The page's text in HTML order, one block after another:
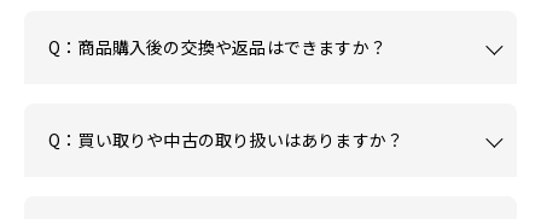
Q：商品購入後の交換や返品はできますか？
Q：買い取りや中古の取り扱いはありますか？